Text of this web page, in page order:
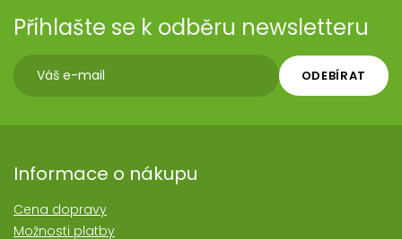
Přihlašte se k odběru newsletteru
ODEBÍRAT
Informace o nákupu
Cena dopravy
Možnosti platby